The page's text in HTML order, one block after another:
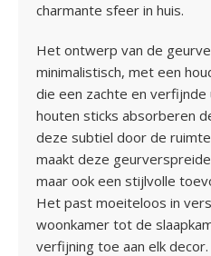
charmante sfeer in huis.
Het ontwerp van de
minimalistisch, met een
die een zachte en
houten sticks absorberen
deze subtiel door de
maakt deze
maar ook een stijlvolle
Het past moeiteloos in
woonkamer tot de
verfijning toe aan elk decor.